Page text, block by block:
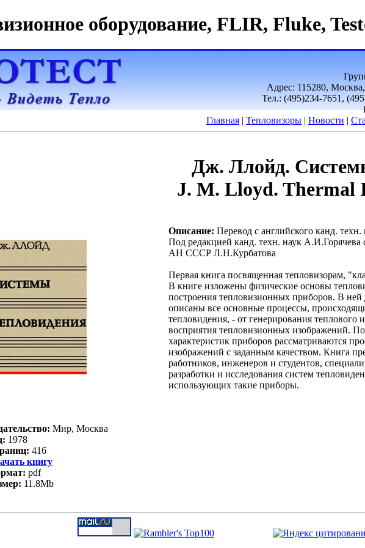
оборудование, FLIR, Fluke,
Адрес: 115280,
Тел.: (495)234-7651,
Главная | Тепловизоры | Новости |
Дж. Ллойд.
J. M. Lloyd. Thermal
Описание: Перевод с английского канд.
Под редакцией канд. техн. наук А.И.Горячева
АН СССР Л.Н.Курбатова
Первая книга посвященная тепловизорам,
В книге изложены физические основы
построения тепловизионных приборов. В ней
описаны все основные процессы,
тепловидения, - от генерирования теплового
восприятия тепловизионных изображений.
характеристик приборов рассматриваются
изображений с заданным качеством. Книга
работников, инженеров и студентов,
разработки и исследования систем
использующих такие приборы.
Мир, Москва
1978
416
книгу
pdf
11.8Mb